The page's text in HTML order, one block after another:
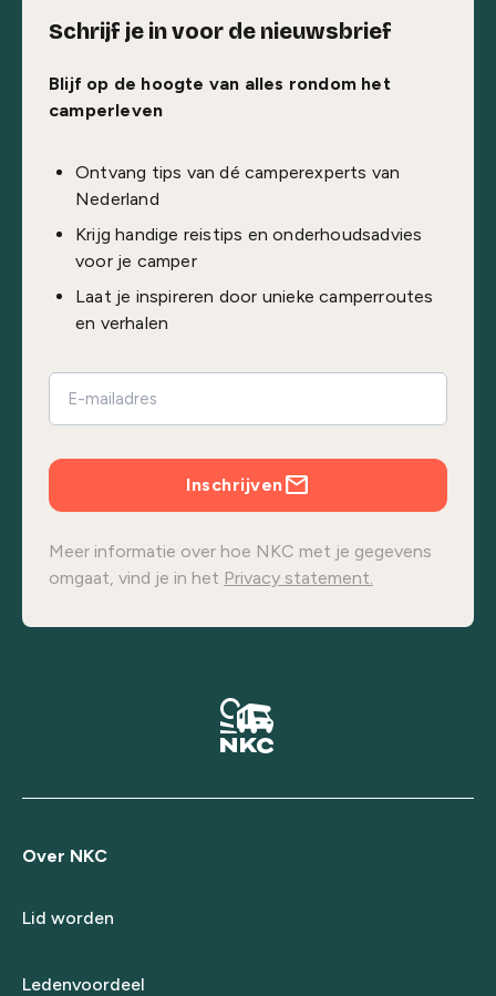
Schrijf je in voor de nieuwsbrief
Blijf op de hoogte van alles rondom het
camperleven
Ontvang tips van dé camperexperts van
Nederland
Krijg handige reistips en onderhoudsadvies
voor je camper
Laat je inspireren door unieke camperroutes
en verhalen
Inschrijven
Meer informatie over hoe NKC met je gegevens
omgaat, vind je in het Privacy statement.
Over NKC
Lid worden
Ledenvoordeel